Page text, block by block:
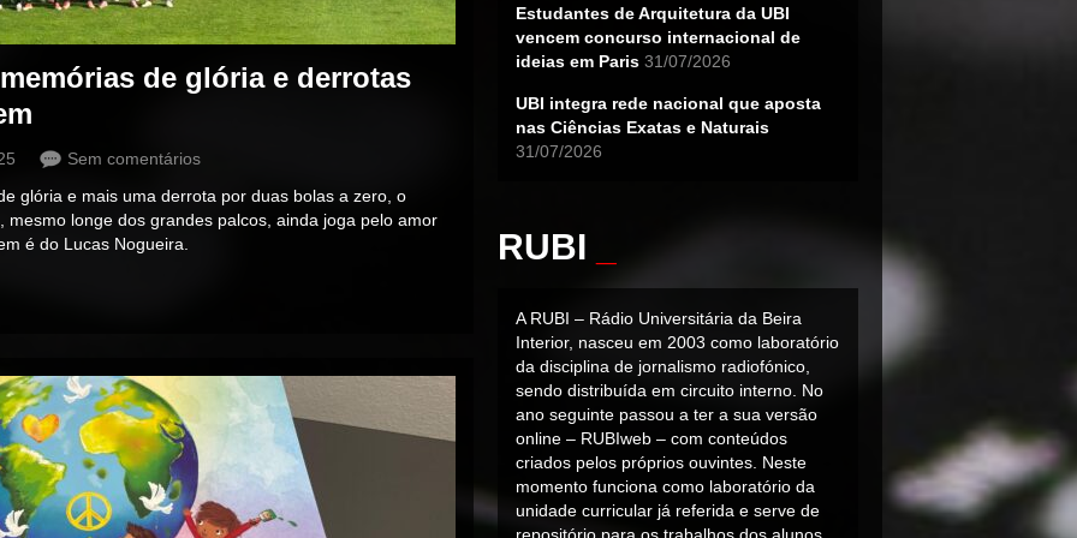
Estudantes de Arquitetura da UBI
vencem concurso internacional de
ideias em Paris 31/07/2026
UBI integra rede nacional que aposta
nas Ciências Exatas e Naturais
31/07/2026
RUBI
A RUBI – Rádio Universitária da Beira
Interior, nasceu em 2003 como laboratório
da disciplina de jornalismo radiofónico,
sendo distribuída em circuito interno. No
ano seguinte passou a ter a sua versão
online – RUBIweb – com conteúdos
criados pelos próprios ouvintes. Neste
momento funciona como laboratório da
unidade curricular já referida e serve de
de glória e derrotas
Sem comentários
glória e mais uma derrota por duas bolas a zero, o
longe dos grandes palcos, ainda joga pelo amor
é do Lucas Nogueira.